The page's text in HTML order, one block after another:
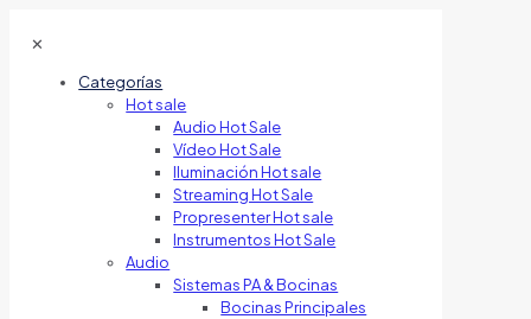
✕
Categorías
Hot sale
Audio Hot Sale
Vídeo Hot Sale
Iluminación Hot sale
Streaming Hot Sale
Propresenter Hot sale
Instrumentos Hot Sale
Audio
Sistemas PA & Bocinas
Bocinas Principales